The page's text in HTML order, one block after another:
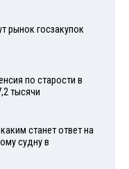
рынок госзакупок
по старости в
тысячи
станет ответ на
судну в